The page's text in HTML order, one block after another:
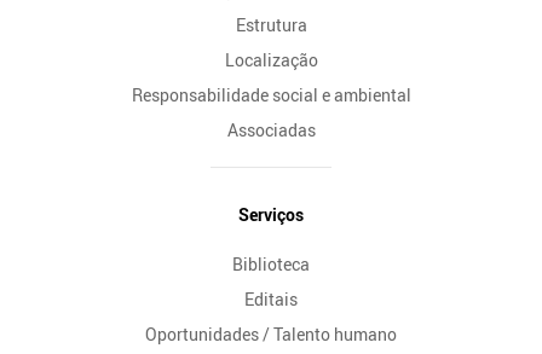
Estrutura
Localização
Responsabilidade social e ambiental
Associadas
Serviços
Biblioteca
Editais
Oportunidades / Talento humano